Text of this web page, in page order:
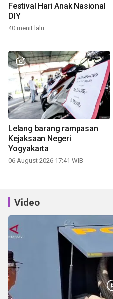
Festival Hari Anak Nasional
DIY
40 menit lalu
Lelang barang rampasan
Kejaksaan Negeri
Yogyakarta
06 August 2026 17:41 WIB
Video